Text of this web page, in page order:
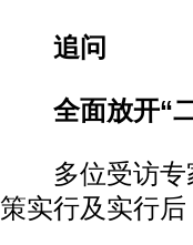
追问
全面放开“
多位受访专家
策实行及实行